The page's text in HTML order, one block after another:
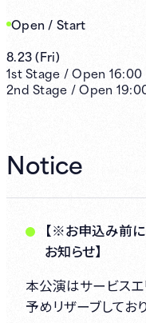
Open / Start
8.23(Fri)
1stStage /Open 16:00
2nd Stage /Open
Notice
【※お申込み前
お知らせ】
本公演はサービスエ
予めリザーブしてお